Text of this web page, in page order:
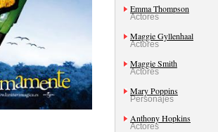
Emma Thompson
Actores
Maggie Gyllenhaal
Actores
Maggie Smith
Actores
Mary Poppins
Personajes
Anthony Hopkins
Actores